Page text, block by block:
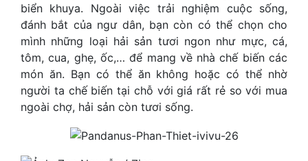
biển khuya. Ngoài việc trải nghiệm cuộc sống,
đánh bắt của ngư dân, bạn còn có thể chọn cho
mình những loại hải sản tươi ngon như mực, cá,
tôm, cua, ghẹ, ốc,… để mang về nhà chế biến các
món ăn. Bạn có thể ăn không hoặc có thể nhờ
người ta chế biến tại chỗ với giá rất rẻ so với mua
ngoài chợ, hải sản còn tươi sống.